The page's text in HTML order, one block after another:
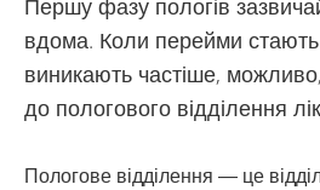
Першу фазу пологів
вдома. Коли перейми стають
виникають частіше,
до пологового відділення
Пологове відділення — це